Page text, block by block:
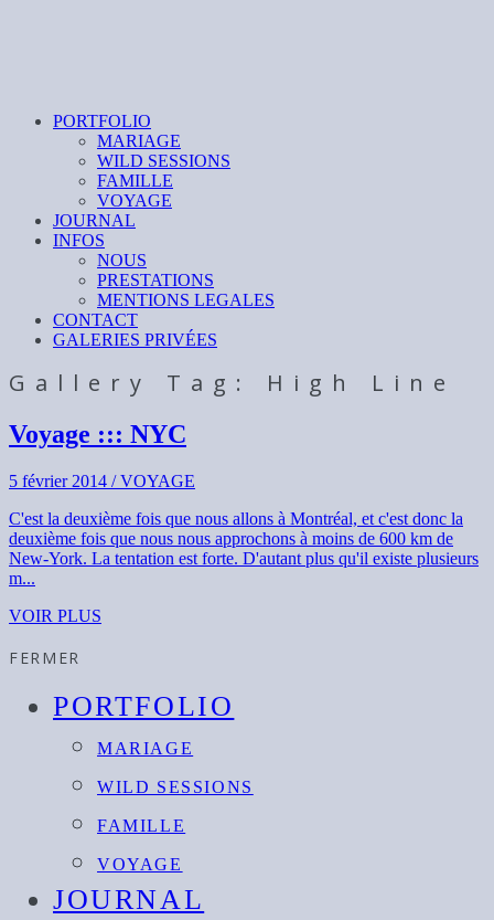
PORTFOLIO
MARIAGE
WILD SESSIONS
FAMILLE
VOYAGE
JOURNAL
INFOS
NOUS
PRESTATIONS
MENTIONS LEGALES
CONTACT
GALERIES PRIVÉES
Gallery Tag: High Line
Voyage ::: NYC
5 février 2014 /VOYAGE
C'est la deuxième fois que nous allons à Montréal, et c'est donc la
deuxième fois que nous nous approchons à moins de 600 km de
New-York. La tentation est forte. D'autant plus qu'il existe plusieurs
m...
VOIR PLUS
FERMER
PORTFOLIO
MARIAGE
WILD SESSIONS
FAMILLE
VOYAGE
JOURNAL